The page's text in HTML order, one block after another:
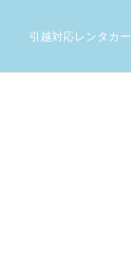
引越対応レンタカー